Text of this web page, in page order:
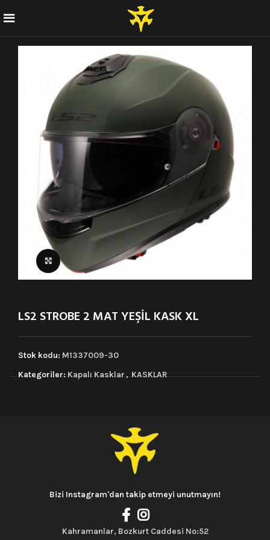
Click to enlarge
LS2 STROBE 2 MAT YEŞİL KASK XL
Stok kodu: M1337009-30
Kategoriler:Kapalı Kasklar, KASKLAR
Bizi Instagram'dan takip etmeyi unutmayın!
Kahramanlar, Bozkurt Caddesi No:52